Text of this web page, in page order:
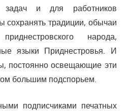
задач и для работников
сохранять традиции, обычаи
народа,
языки Приднестровья. И
постоянно освещающие эти
большим подспорьем.
подписчиками печатных